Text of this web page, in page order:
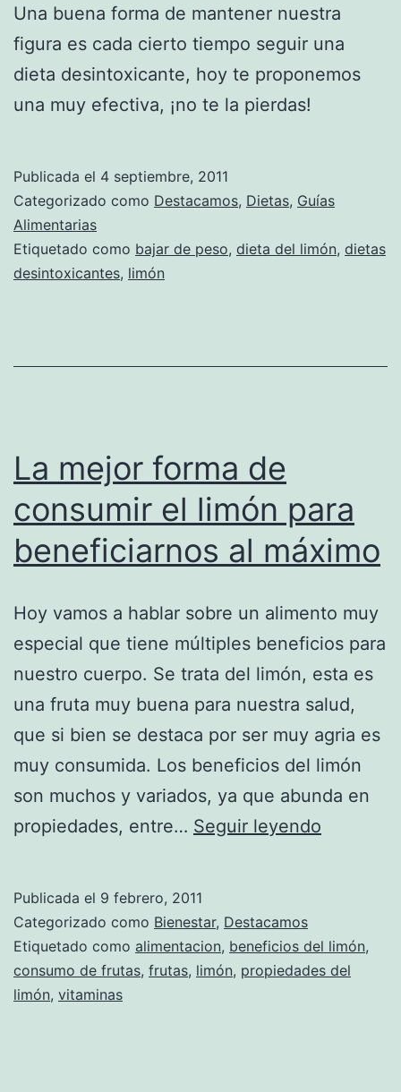
Una buena forma de mantener nuestra
figura es cada cierto tiempo seguir una
dieta desintoxicante, hoy te proponemos
una muy efectiva, ¡no te la pierdas!
Publicada el 4 septiembre, 2011
Categorizado como Destacamos, Dietas, Guías
Alimentarias
Etiquetado como bajar de peso, dieta del limón, dietas
desintoxicantes, limón
La mejor forma de
consumir el limón para
beneficiarnos al máximo
Hoy vamos a hablar sobre un alimento muy
especial que tiene múltiples beneficios para
nuestro cuerpo. Se trata del limón, esta es
una fruta muy buena para nuestra salud,
que si bien se destaca por ser muy agria es
muy consumida. Los beneficios del limón
son muchos y variados, ya que abunda en
propiedades, entre… Seguir leyendo
consumir
el
Publicada el 9 febrero, 2011
Categorizado como Bienestar, Destacamos
Etiquetado como alimentacion, beneficios del limón,
consumo de frutas, frutas, limón, propiedades del
limón, vitaminas